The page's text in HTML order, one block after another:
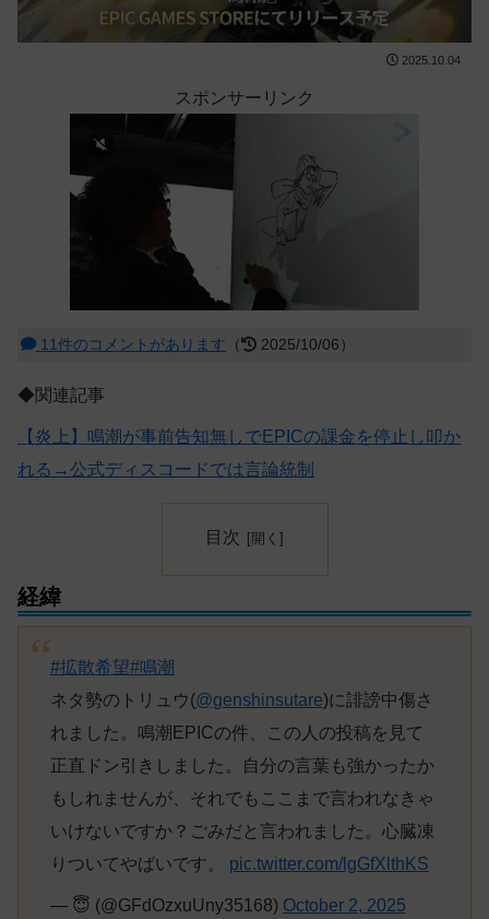
2025.10.04
スポンサーリンク
11件のコメントがあります （ 2025/10/06）
◆関連記事
【炎上】鳴潮が事前告知無しでEPICの課金を停止し叩か
れる→公式ディスコードでは言論統制
目次
経緯
#拡散希望#鳴潮
ネタ勢のトリュウ(@genshinsutare)に誹謗中傷さ
れました。鳴潮EPICの件、この人の投稿を見て
正直ドン引きしました。自分の言葉も強かったか
もしれませんが、それでもここまで言われなきゃ
いけないですか？ごみだと言われました。心臓凍
りついてやばいです。 pic.twitter.com/lgGfXlthKS
— 😇 (@GFdOzxuUny35168) October 2, 2025